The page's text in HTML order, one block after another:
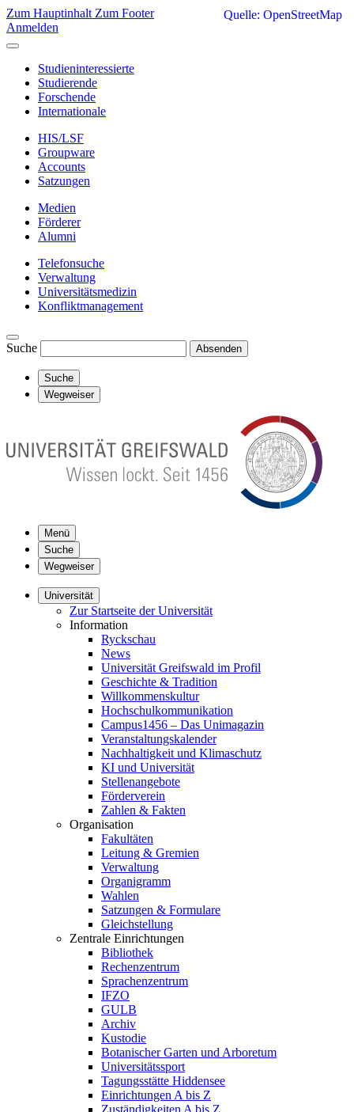
Zum Hauptinhalt Zum Footer
Anmelden
Studieninteressierte
Studierende
Forschende
Internationale
HIS/LSF
Groupware
Accounts
Satzungen
Medien
Förderer
Alumni
Telefonsuche
Verwaltung
Universitätsmedizin
Konfliktmanagement
Suche Absenden
Suche
Wegweiser
Menü
Suche
Wegweiser
Universität
Zur Startseite der Universität
Information
Ryckschau
News
Universität Greifswald im Profil
Geschichte & Tradition
Willkommenskultur
Hochschulkommunikation
Campus1456 – Das Unimagazin
Veranstaltungskalender
Nachhaltigkeit und Klimaschutz
KI und Universität
Stellenangebote
Förderverein
Zahlen & Fakten
Organisation
Fakultäten
Leitung & Gremien
Verwaltung
Organigramm
Wahlen
Satzungen & Formulare
Gleichstellung
Zentrale Einrichtungen
Bibliothek
Rechenzentrum
Sprachenzentrum
IFZO
GULB
Archiv
Kustodie
Botanischer Garten und Arboretum
Universitätssport
Tagungsstätte Hiddensee
Einrichtungen A bis Z
Zuständigkeiten A bis Z
Quelle: OpenStreetMap